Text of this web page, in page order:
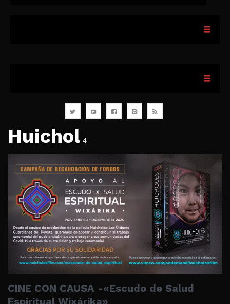
Huichol4
CINE CON CAUSA -«Escudo de Salud